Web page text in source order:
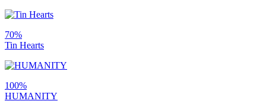
70%
Tin Hearts
100%
HUMANITY